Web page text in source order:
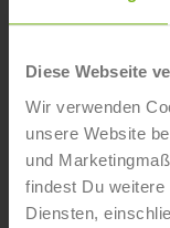
Diese Webseite
Wir verwenden
unsere Website
und
findest Du
Diensten,
Mein Traum
Sabrina Cakmakli-